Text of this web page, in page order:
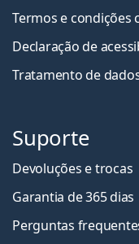
Termos e condições
Declaração de
Tratamento de
Suporte
Devoluções e trocas
Garantia de 365 dias
Perguntas